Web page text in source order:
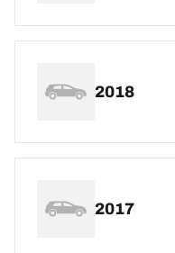
2018
2017